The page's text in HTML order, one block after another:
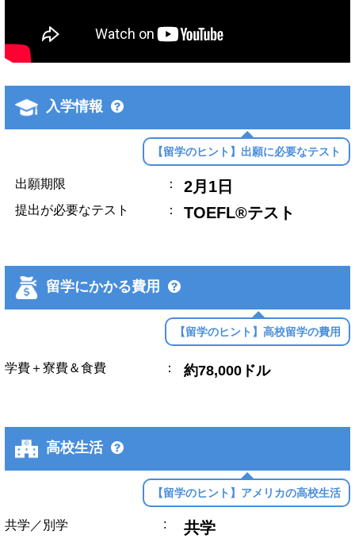
入学情報
【留学のヒント】出願に必要なテスト
出願期限 ： 2月1日
提出が必要なテスト ： TOEFL®テスト
留学にかかる費用
【留学のヒント】高校留学の費用
学費＋寮費＆食費 ： 約78,000ドル
高校生活
【留学のヒント】アメリカの高校生活
共学／別学 : 共学